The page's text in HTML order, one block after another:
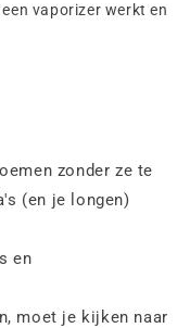
vaporizer werkt en
zonder ze te
(en je longen)
en
moet je kijken naar